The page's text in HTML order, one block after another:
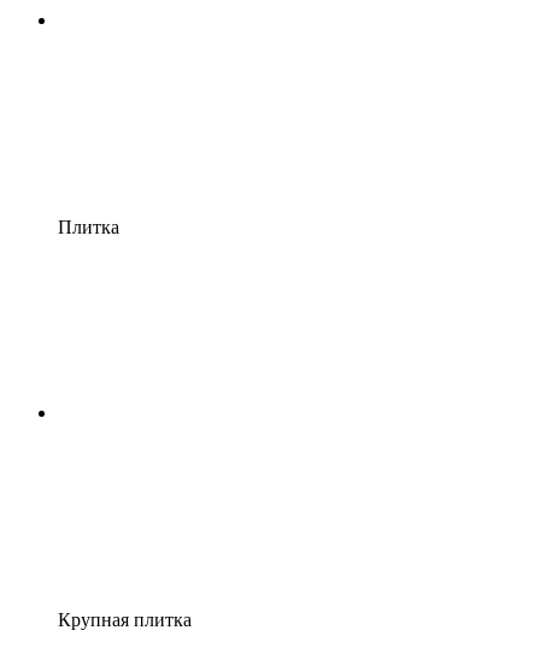
Плитка
Крупная плитка